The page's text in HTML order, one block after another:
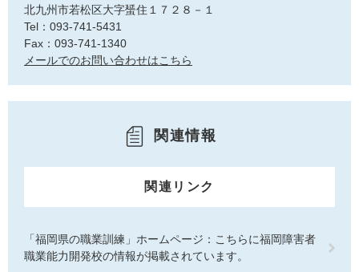
北九州市若松区大字蜑住１７２８－１
Tel：093-741-5431
Fax：093-741-1340
メールでのお問い合わせはこちら
関連情報
関連リンク
「福岡県の職業訓練」ホームページ：こちらに福岡障害者
職業能力開発校の情報が掲載されています。